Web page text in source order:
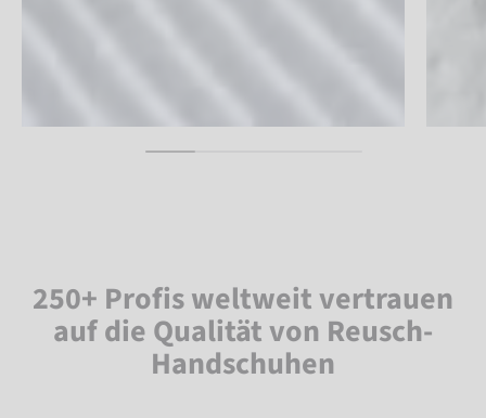
250+ Profis weltweit vertrauen
auf die Qualität von Reusch-
Handschuhen